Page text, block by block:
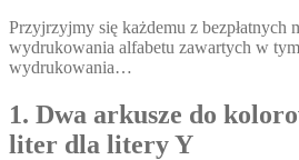
Przyjrzyjmy się każdemu z bezpłatnych
wydrukowania alfabetu zawartych w
wydrukowania…
1. Dwa arkusze do
liter dla litery Y